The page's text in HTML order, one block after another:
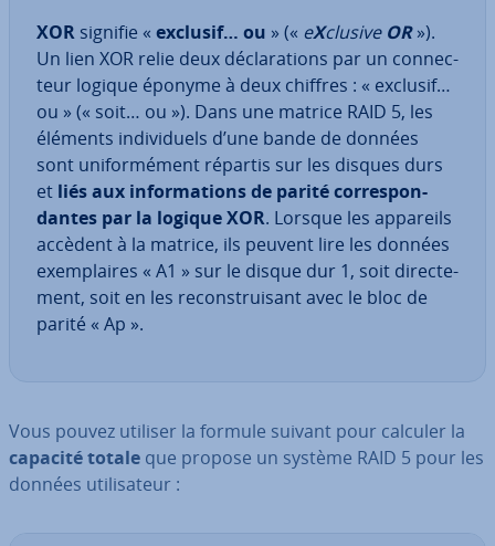
XOR signifie « exclusif… ou » (« eXclusive OR»).
Un lien XOR relie deux dé­cla­ra­tions par un con­nec­
teur logique éponyme à deux chiffres : « exclusif…
ou » (« soit… ou »). Dans une matrice RAID 5, les
éléments in­di­vi­duels d’une bande de données
sont uni­for­mé­ment répartis sur les disques durs
et liés aux in­for­ma­tions de parité cor­res­pon­
dantes par la logique XOR. Lorsque les appareils
accèdent à la matrice, ils peuvent lire les données
exem­plaires « A1 » sur le disque dur 1, soit di­rec­te­
ment, soit en les re­cons­trui­sant avec le bloc de
parité « Ap ».
Vous pouvez utiliser la formule suivant pour calculer la
capacité totale que propose un système RAID 5 pour les
données uti­li­sa­teur :